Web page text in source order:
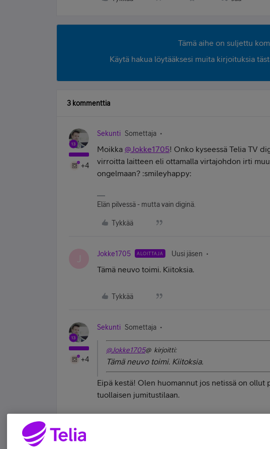
Tämä aihe on suljettu
Käytä hakua löytääksesi muita kirjoituksia
3 kommenttia
+4
Sekunti Somettaja
Moikka @Jokke1705! Onko kyseessä Telia TV
virroitta laitteen eli ottamalla virtajohdon irti
ongelmaan? :smileyhappy:
Elän pilvessä - mutta vain diginä.
Tykkää
J Jokke1705 ALOITTAJA Uusi jäsen
Tämä neuvo toimi. Kiitoksia.
Tykkää
+4
Sekunti Somettaja
@Jokke1705@ kirjoitti:
Tämä neuvo toimi. Kiitoksia.
Eipä kestä! Olen huomannut jos netissä on ollut
tuollaisen jumitustilaan.